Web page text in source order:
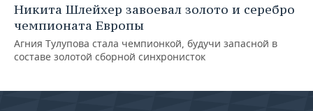
Никита Шлейхер завоевал золото и серебро
чемпионата Европы
Агния Тулупова стала чемпионкой, будучи запасной в
составе золотой сборной синхронисток